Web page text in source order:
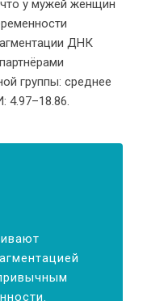
у мужей женщин
ДНК
группы: среднее
4.97–18.86.